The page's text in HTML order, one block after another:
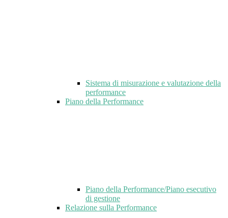
Sistema di misurazione e valutazione della
performance
Piano della Performance
Piano della Performance/Piano esecutivo
di gestione
Relazione sulla Performance